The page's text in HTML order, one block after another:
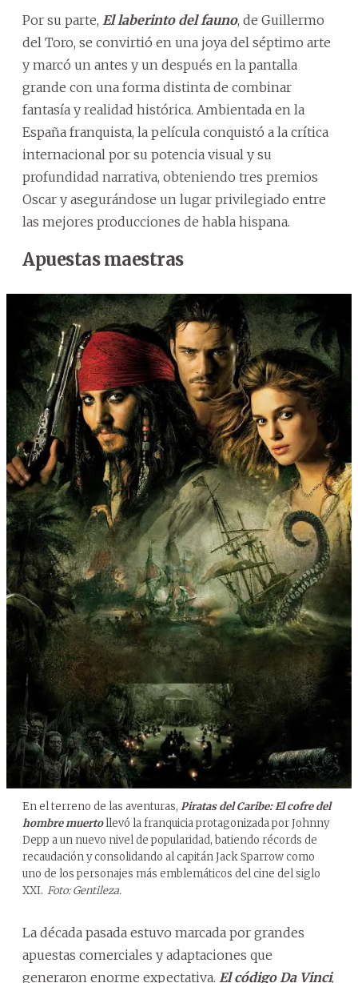
Por su parte, El laberinto del fauno, de Guillermo
del Toro, se convirtió en una joya del séptimo arte
y marcó un antes y un después en la pantalla
grande con una forma distinta de combinar
fantasía y realidad histórica. Ambientada en la
España franquista, la película conquistó a la crítica
internacional por su potencia visual y su
profundidad narrativa, obteniendo tres premios
Oscar y asegurándose un lugar privilegiado entre
las mejores producciones de habla hispana.
Apuestas maestras
En el terreno de las aventuras, Piratas del Caribe: El cofre del
hombre muertollevó la franquicia protagonizada por Johnny
Depp a un nuevo nivel de popularidad, batiendo récords de
recaudación y consolidando al capitán Jack Sparrow como
uno de los personajes más emblemáticos del cine del siglo
XXI. Foto: Gentileza.
La década pasada estuvo marcada por grandes
apuestas comerciales y adaptaciones que
generaron enorme expectativa. El código Da Vinci,